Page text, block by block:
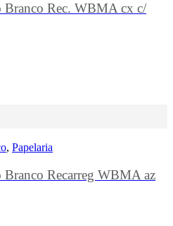
Branco Rec. WBMA cx c/
, Papelaria
Recarreg WBMA az